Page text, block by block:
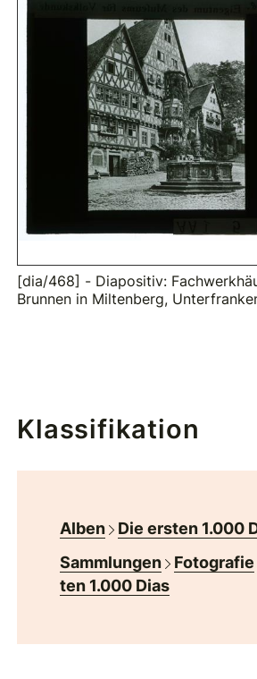
[dia/468] - Diapositiv:
Brunnen in Miltenberg,
Klassifikation
Alben
Die ersten 1.000
Sammlungen
Fotografie
ten 1.000 Dias